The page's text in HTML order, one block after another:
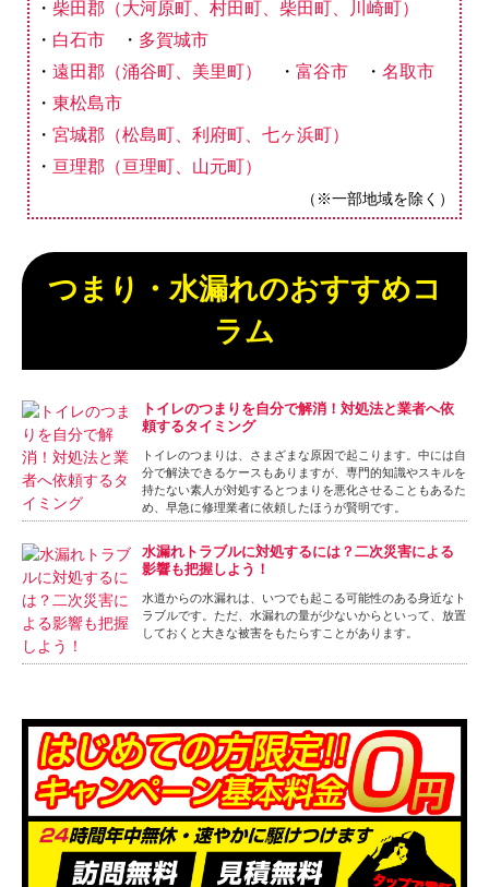
柴田郡（大河原町、村田町、柴田町、川崎町）
白石市
多賀城市
遠田郡（涌谷町、美里町）
富谷市
名取市
東松島市
宮城郡（松島町、利府町、七ヶ浜町）
亘理郡（亘理町、山元町）
（※一部地域を除く）
つまり・水漏れのおすすめコ
ラム
トイレのつまりを自分で解消！対処法と業者へ依
頼するタイミング
トイレのつまりは、さまざまな原因で起こります。中には自
分で解決できるケースもありますが、専門的知識やスキルを
持たない素人が対処するとつまりを悪化させることもあるた
め、早急に修理業者に依頼したほうが賢明です。
水漏れトラブルに対処するには？二次災害による
影響も把握しよう！
水道からの水漏れは、いつでも起こる可能性のある身近なト
ラブルです。ただ、水漏れの量が少ないからといって、放置
しておくと大きな被害をもたらすことがあります。